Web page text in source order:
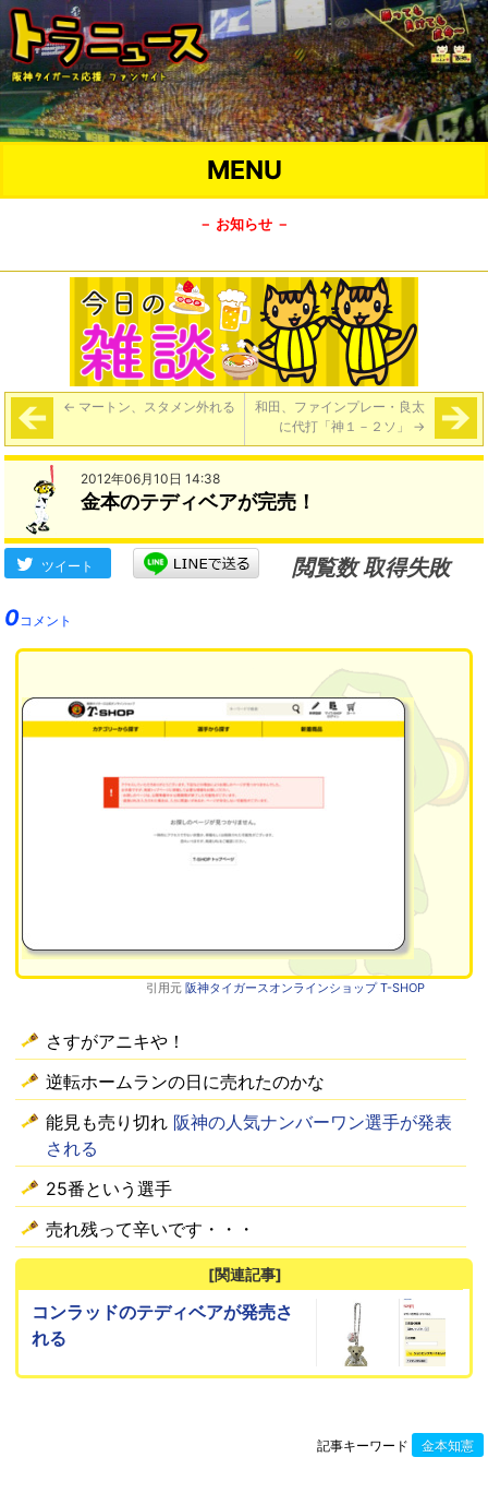
MENU
－ お知らせ －
← マートン、スタメン外れる
和田、ファインプレー・良太
に代打「神１－２ソ」 →
2012年06月10日 14:38
金本のテディベアが完売！
ツイート
閲覧数 取得失敗
0コメント
引用元 阪神タイガースオンラインショップ T-SHOP
さすがアニキや！
逆転ホームランの日に売れたのかな
能見も売り切れ 阪神の人気ナンバーワン選手が発表
される
25番という選手
売れ残って辛いです・・・
[関連記事]
コンラッドのテディベアが発売さ
れる
記事キーワード 金本知憲